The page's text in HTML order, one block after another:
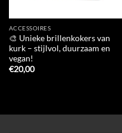
ACCESSOIRES
🎨 Unieke brillenkokers van
kurk – stijlvol, duurzaam en
vegan!
€20,00